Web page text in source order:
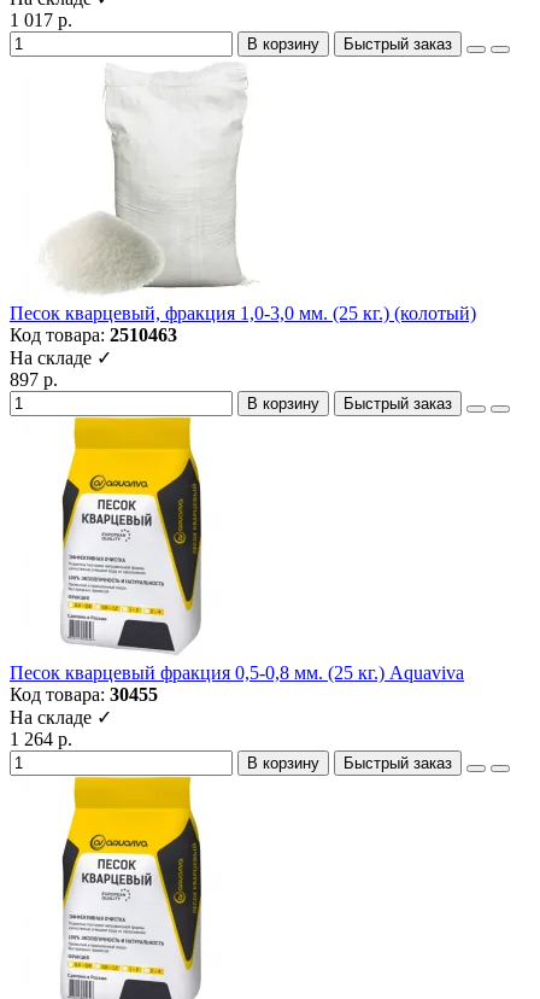
1 017 р.
В корзину Быстрый заказ
Песок кварцевый, фракция 1,0-3,0 мм. (25 кг.) (колотый)
Код товара: 2510463
На складе ✓
897 р.
В корзину Быстрый заказ
Песок кварцевый фракция 0,5-0,8 мм. (25 кг.) Aquaviva
Код товара: 30455
На складе ✓
1 264 р.
В корзину Быстрый заказ